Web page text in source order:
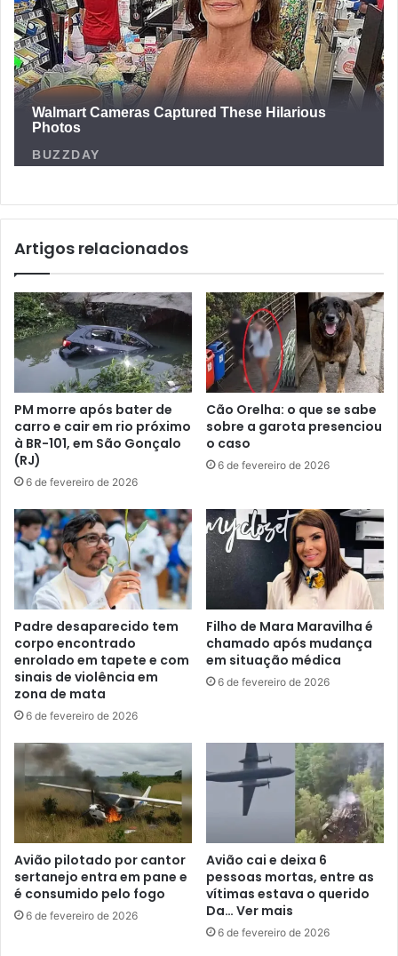
Artigos relacionados
PM morre após bater de
carro e cair em rio próximo
à BR-101, em São Gonçalo
(RJ)
6 de fevereiro de 2026
Cão Orelha: o que se sabe
sobre a garota presenciou
o caso
6 de fevereiro de 2026
Padre desaparecido tem
corpo encontrado
enrolado em tapete e com
sinais de violência em
zona de mata
6 de fevereiro de 2026
Filho de Mara Maravilha é
chamado após mudança
em situação médica
6 de fevereiro de 2026
Avião pilotado por cantor
sertanejo entra em pane e
é consumido pelo fogo
6 de fevereiro de 2026
Avião cai e deixa 6
pessoas mortas, entre as
vítimas estava o querido
Da… Ver mais
6 de fevereiro de 2026